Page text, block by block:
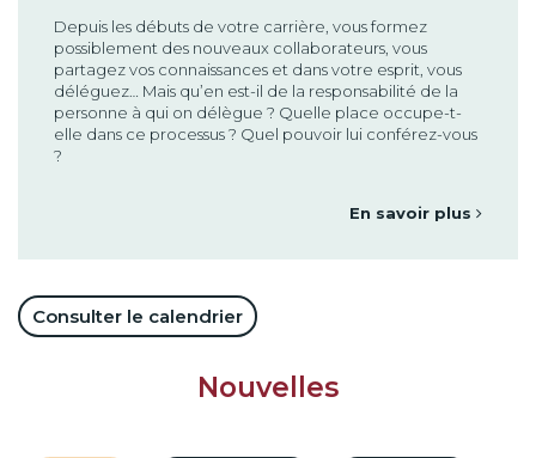
Depuis les débuts de votre carrière, vous formez
possiblement des nouveaux collaborateurs, vous
partagez vos connaissances et dans votre esprit, vous
déléguez… Mais qu’en est-il de la responsabilité de la
personne à qui on délègue ? Quelle place occupe-t-
elle dans ce processus ? Quel pouvoir lui conférez-vous
?
En savoir plus
Consulter le calendrier
Nouvelles